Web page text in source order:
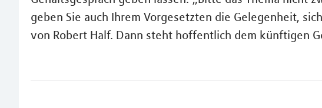
geben Sie auch Ihrem Vorgesetzten die Gelegenheit,
von Robert Half. Dann steht hoffentlich dem künftigen